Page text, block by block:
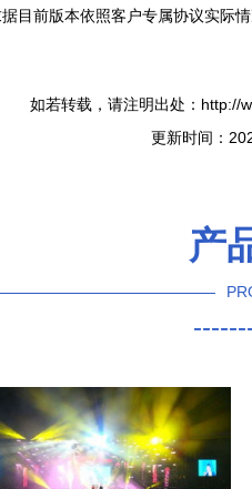
目前版本依照客户专属协议实际
如若转载，请注明出处：http://
更新时间：
产